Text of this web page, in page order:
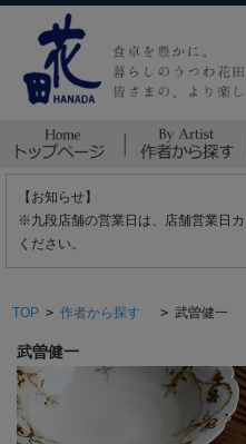
【お知らせ】
※九段店舗の営業日は、店舗営業日
ください。
TOP > 作者から探す > 武曽健一
武曽健一